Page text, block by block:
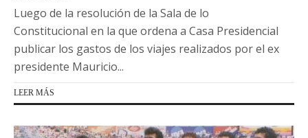
Luego de la resolución de la Sala de lo
Constitucional en la que ordena a Casa Presidencial
publicar los gastos de los viajes realizados por el ex
presidente Mauricio...
LEER MÁS